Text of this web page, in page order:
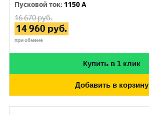
Пусковой ток: 1150 A
16 670руб.
14 960 руб.
при обмене
Купить в 1 клик
Добавить в корзину